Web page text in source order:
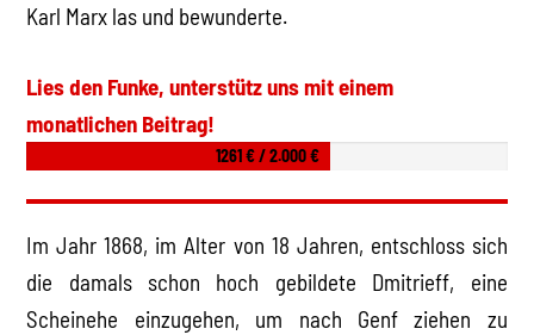
Karl Marx las und bewunderte.
Lies den Funke, unterstütz uns mit einem
monatlichen Beitrag!
1261 € / 2.000 €
Im Jahr 1868, im Alter von 18 Jahren, entschloss sich
die damals schon hoch gebildete Dmitrieff, eine
Scheinehe einzugehen, um nach Genf ziehen zu